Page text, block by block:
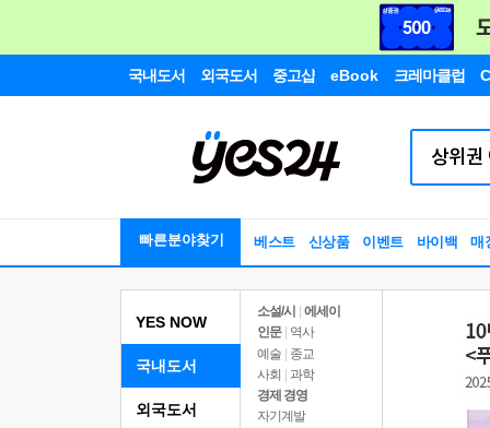
국내도서 외국도서 중고샵 eBook 크레마클럽
빠른분야찾기 베스트 신상품 이벤트 바이백 매
YES NOW
국내도서
소설/시
에세이
인문
역사
예술 | 종교
사회 | 과학
경제 경영
자기계발
외국도서